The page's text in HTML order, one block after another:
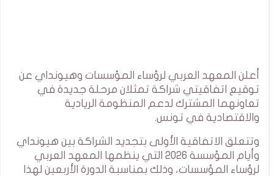
أعلن المعهد العربي لرؤساء المؤسسات وهيونداي عن
توقيع اتفاقيتي شراكة تمثلان مرحلة جديدة في
تعاونهما المشترك لدعم المنظومة الريادية
والاقتصادية في تونس.
وتتعلق الاتفاقية الأولى بتجديد الشراكة بين هيونداي
وأيام المؤسسة 2026 التي ينظمها المعهد العربي
لرؤساء المؤسسات، وذلك بمناسبة الدورة الأربعين لهذا